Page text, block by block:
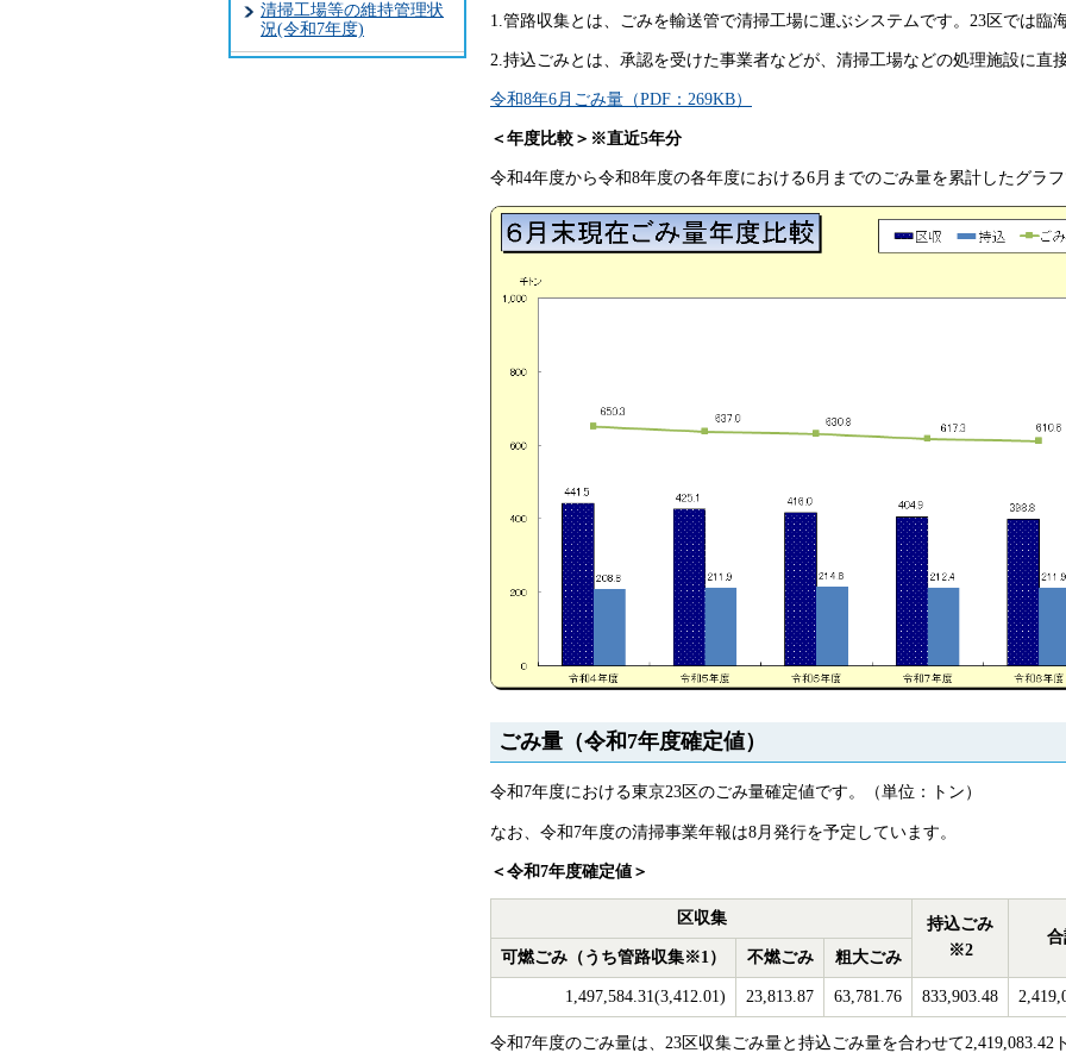
清掃工場等の維持管理状
況(令和7年度)
1.管路収集とは、ごみを輸送管で清掃工場に運ぶシステムです。23区では臨
2.持込ごみとは、承認を受けた事業者などが、清掃工場などの処理施設に直
令和8年6月ごみ量（PDF：269KB）
＜年度比較＞※直近5年分
令和4年度から令和8年度の各年度における6月までのごみ量を累計したグラ
ごみ量（令和7年度確定値）
令和7年度における東京23区のごみ量確定値です。（単位：トン）
なお、令和7年度の清掃事業年報は8月発行を予定しています。
＜令和7年度確定値＞
区収集
持込ごみ
※2
可燃ごみ（うち管路収集※1）
不燃ごみ 粗大ごみ
1,497,584.31(3,412.01) 23,813.87 63,781.76 833,903.48
令和7年度のごみ量は、23区収集ごみ量と持込ごみ量を合わせて